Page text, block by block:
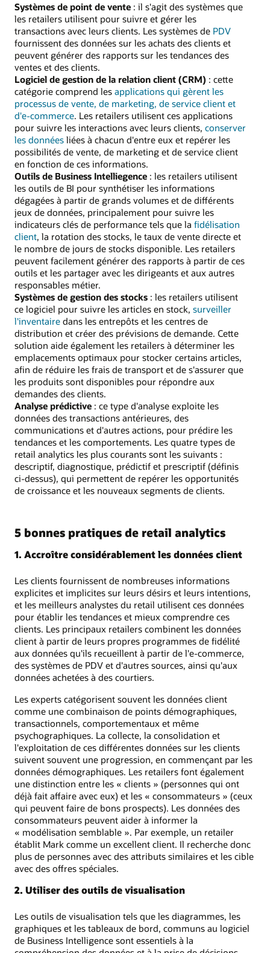
Systèmes de point de vente : il s'agit des systèmes que
les retailers utilisent pour suivre et gérer les
transactions avec leurs clients. Les systèmes de PDV
fournissent des données sur les achats des clients et
peuvent générer des rapports sur les tendances des
ventes et des clients.
Logiciel de gestion de la relation client (CRM) : cette
catégorie comprend les applications qui gèrent les
processus de vente, de marketing, de service client et
d'e-commerce. Les retailers utilisent ces applications
pour suivre les interactions avec leurs clients, conserver
les données liées à chacun d'entre eux et repérer les
possibilités de vente, de marketing et de service client
en fonction de ces informations.
Outils de Business Intelliegence : les retailers utilisent
les outils de BI pour synthétiser les informations
dégagées à partir de grands volumes et de différents
jeux de données, principalement pour suivre les
indicateurs clés de performance tels que la fidélisation
client, la rotation des stocks, le taux de vente directe et
le nombre de jours de stocks disponible. Les retailers
peuvent facilement générer des rapports à partir de ces
outils et les partager avec les dirigeants et aux autres
responsables métier.
Systèmes de gestion des stocks : les retailers utilisent
ce logiciel pour suivre les articles en stock, surveiller
l'inventaire dans les entrepôts et les centres de
distribution et créer des prévisions de demande. Cette
solution aide également les retailers à déterminer les
emplacements optimaux pour stocker certains articles,
afin de réduire les frais de transport et de s'assurer que
les produits sont disponibles pour répondre aux
demandes des clients.
Analyse prédictive : ce type d'analyse exploite les
données des transactions antérieures, des
communications et d'autres actions, pour prédire les
tendances et les comportements. Les quatre types de
retail analytics les plus courants sont les suivants :
descriptif, diagnostique, prédictif et prescriptif (définis
ci-dessus), qui permettent de repérer les opportunités
de croissance et les nouveaux segments de clients.
5 bonnes pratiques de retail analytics
1. Accroître considérablement les données client
Les clients fournissent de nombreuses informations
explicites et implicites sur leurs désirs et leurs intentions,
et les meilleurs analystes du retail utilisent ces données
pour établir les tendances et mieux comprendre ces
clients. Les principaux retailers combinent les données
client à partir de leurs propres programmes de fidélité
aux données qu'ils recueillent à partir de l'e-commerce,
des systèmes de PDV et d'autres sources, ainsi qu'aux
données achetées à des courtiers.
Les experts catégorisent souvent les données client
comme une combinaison de points démographiques,
transactionnels, comportementaux et même
psychographiques. La collecte, la consolidation et
l'exploitation de ces différentes données sur les clients
suivent souvent une progression, en commençant par les
données démographiques. Les retailers font également
une distinction entre les « clients » (personnes qui ont
déjà fait affaire avec eux) et les « consommateurs » (ceux
qui peuvent faire de bons prospects). Les données des
consommateurs peuvent aider à informer la
« modélisation semblable ». Par exemple, un retailer
établit Mark comme un excellent client. Il recherche donc
plus de personnes avec des attributs similaires et les cible
avec des offres spéciales.
2. Utiliser des outils de visualisation
Les outils de visualisation tels que les diagrammes, les
graphiques et les tableaux de bord, communs au logiciel
de Business Intelligence sont essentiels à la